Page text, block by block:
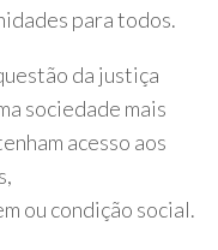
para todos.
da justiça
sociedade mais
acesso aos
ou condição social.